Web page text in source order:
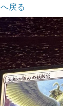
戻る